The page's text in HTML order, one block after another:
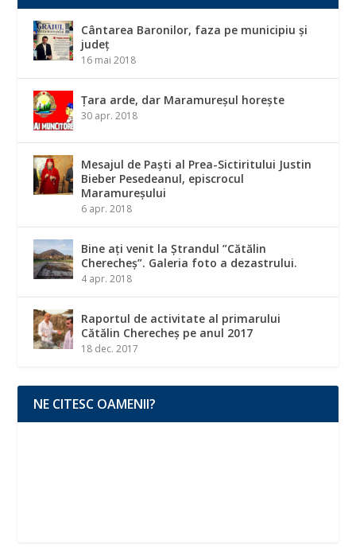
Cântarea Baronilor, faza pe municipiu și
județ
16 mai 2018
Țara arde, dar Maramureșul horește
30 apr. 2018
Mesajul de Paști al Prea-Sictiritului Justin
Bieber Pesedeanul, episcrocul
Maramureșului
6 apr. 2018
Bine ați venit la Ștrandul ”Cătălin
Cherecheș”. Galeria foto a dezastrului.
4 apr. 2018
Raportul de activitate al primarului
Cătălin Cherecheș pe anul 2017
18 dec. 2017
NE CITESC OAMENII?